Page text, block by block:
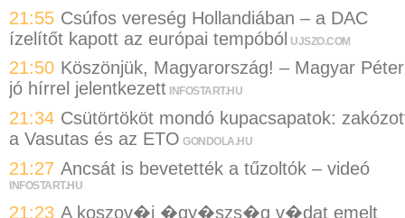
21:55 Csúfos vereség Hollandiában – a DAC
ízelítőt kapott az európai tempóból UJSZO.COM
21:50 Köszönjük, Magyarország! – Magyar Péter
jó hírrel jelentkezett INFOSTART.HU
21:34 Csütörtököt mondó kupacsapatok:
a Vasutas és az ETO GONDOLA.HU
21:27 Ancsát is bevetették a tűzoltók – videó
INFOSTART.HU
21:23 A koszov�i �gy�szs�g v�dat emelt